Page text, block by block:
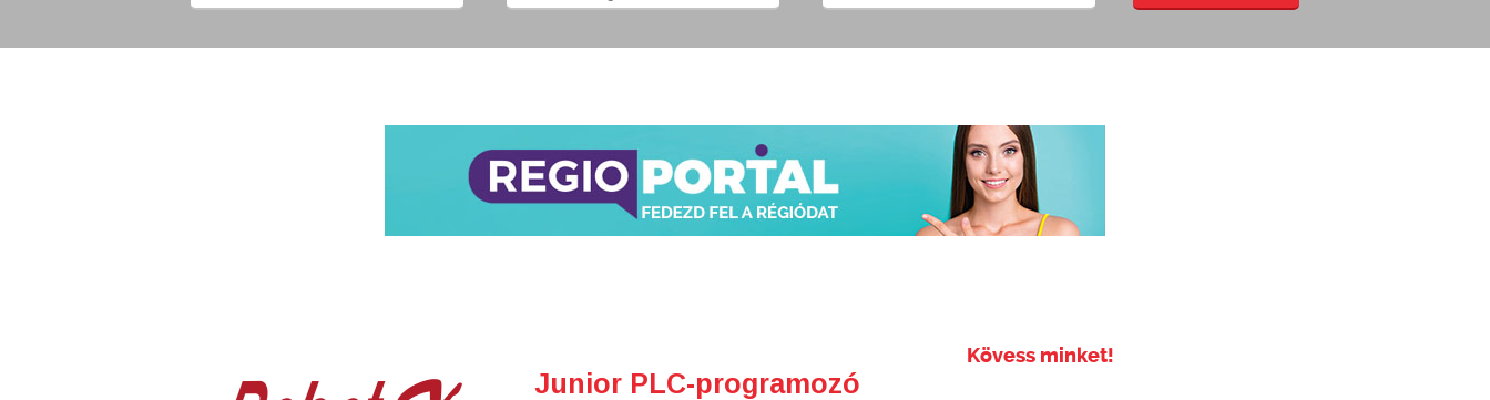
Junior PLC-programozó
Kövess minket!